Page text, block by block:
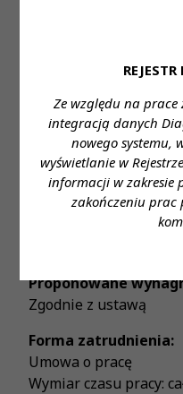
Ze względu na prace
integracją danych
nowego systemu,
wyświetlanie w
informacji w zakresie
zakończeniu prac
formularza:
Formularz aplikacyjny
Miejsce zatrudnienia:
Poznań HCP
Wymagane
Proponowane
Zgodnie z ustawą
Forma zatrudnienia:
Umowa o pracę
Wymiar czasu pracy: